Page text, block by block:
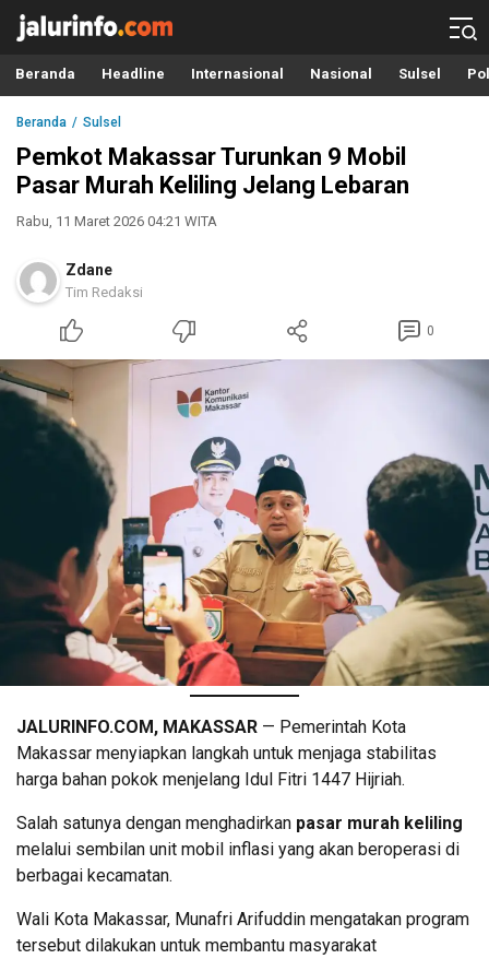
Info Terbaru, Berita Terkini Hari Ini, Jalurinfo.com
Terkini, Akurat dan Terpercaya
Beranda Headline Internasional Nasional Sulsel
Beranda Sulsel
Pemkot Makassar Turunkan 9 Mobil
Pasar Murah Keliling Jelang Lebaran
Rabu, 11 Maret 2026 04:21 WITA
Zdane
Tim Redaksi
0
JALURINFO.COM, MAKASSAR — Pemerintah Kota
Makassar menyiapkan langkah untuk menjaga stabilitas
harga bahan pokok menjelang Idul Fitri 1447 Hijriah.
Salah satunya dengan menghadirkan pasar murah keliling
melalui sembilan unit mobil inflasi yang akan beroperasi di
berbagai kecamatan.
Wali Kota Makassar, Munafri Arifuddin mengatakan program
tersebut dilakukan untuk membantu masyarakat